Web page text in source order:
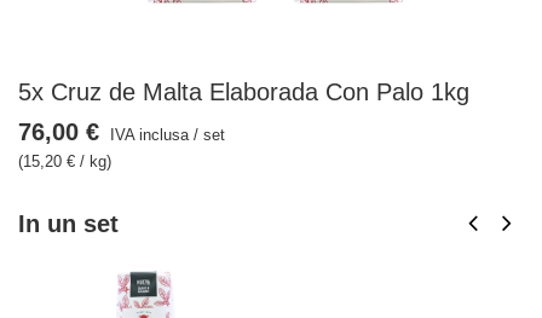
5x Cruz de Malta Elaborada Con Palo 1kg
In un set
76,00 € IVA inclusa/ set
(15,20 € / kg)